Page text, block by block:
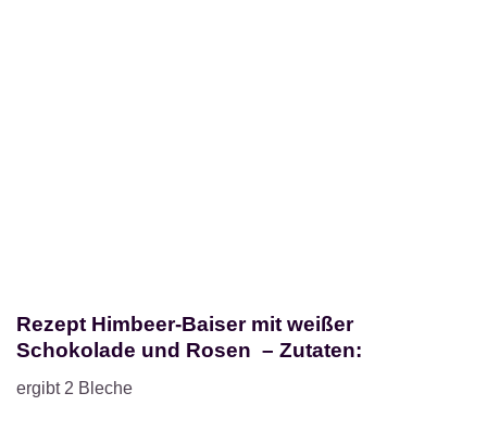
Rezept Himbeer-Baiser mit weißer
Schokolade und Rosen – Zutaten:
ergibt 2 Bleche